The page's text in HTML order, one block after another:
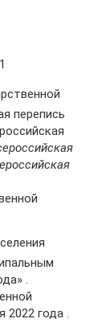
перепись
.
2022 года .